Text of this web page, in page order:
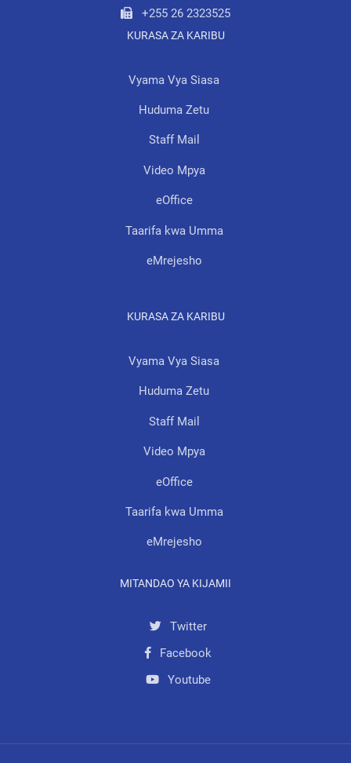
+255 26 2323525
KURASA ZA KARIBU
Vyama Vya Siasa
Huduma Zetu
Staff Mail
Video Mpya
eOffice
Taarifa kwa Umma
eMrejesho
KURASA ZA KARIBU
Vyama Vya Siasa
Huduma Zetu
Staff Mail
Video Mpya
eOffice
Taarifa kwa Umma
eMrejesho
MITANDAO YA KIJAMII
Twitter
Facebook
Youtube